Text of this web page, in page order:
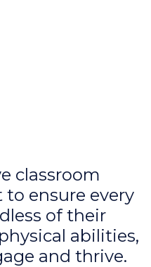
classroom
ensure every
of their
abilities,
and thrive.